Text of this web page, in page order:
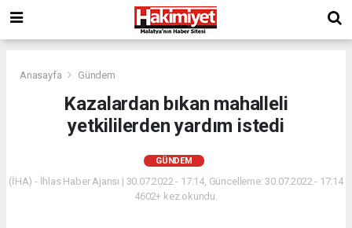
Anasayfa Gündem
Kazalardan bıkan mahalleli
yetkililerden yardım istedi
GÜNDEM
(İHA) - İhlas Haber Ajansı | 30.07.2022 - 17:14, Güncelleme: 30.07.2022 - 17:14
4602+ kez okundu.